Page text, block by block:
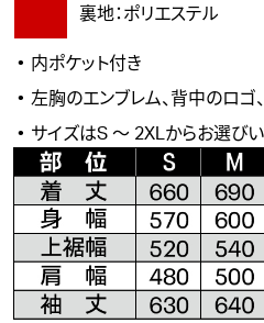
裏地：ポリエステル
内ポケット付き
左胸のエンブレム、背中のロ
サイズはS ～ 2XLからお選びい